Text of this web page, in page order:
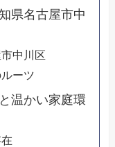
県名古屋市中
中川区
ーツ
温かい家庭環